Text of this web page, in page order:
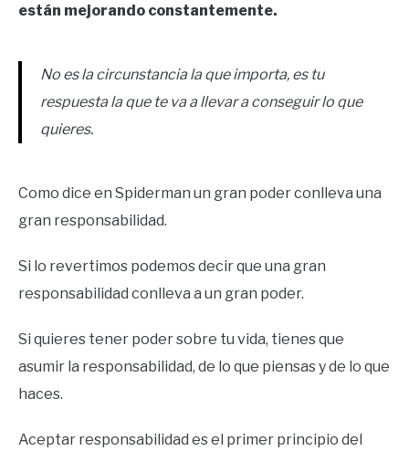
están mejorando constantemente.
No es la circunstancia la que importa, es tu
respuesta la que te va a llevar a conseguir lo que
quieres.
Como dice en Spiderman un gran poder conlleva una
gran responsabilidad.
Si lo revertimos podemos decir que una gran
responsabilidad conlleva a un gran poder.
Si quieres tener poder sobre tu vida, tienes que
asumir la responsabilidad, de lo que piensas y de lo que
haces.
Aceptar responsabilidad es el primer principio del